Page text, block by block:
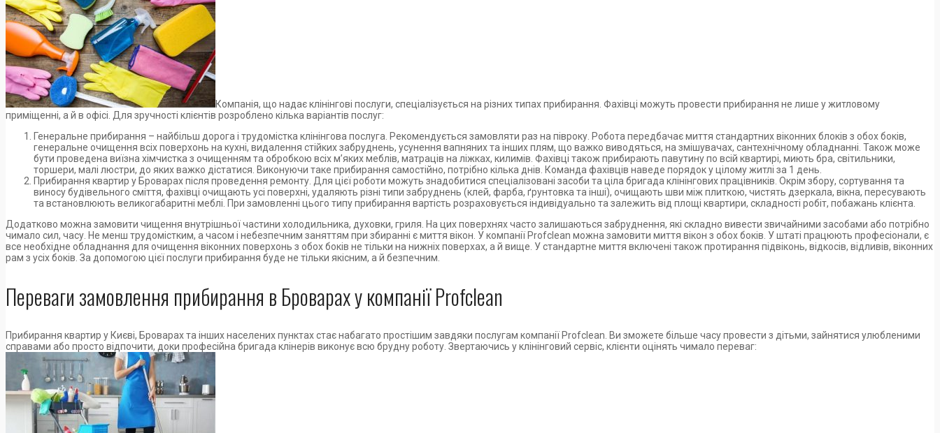
Компанія, що надає клінінгові послуги, спеціалізується на різних типах прибирання. Фахівці можуть провести прибирання не лише у житловому
приміщенні, а й в офісі. Для зручності клієнтів розроблено кілька варіантів послуг:
Генеральне прибирання – найбільш дорога і трудомістка клінінгова послуга. Рекомендується замовляти раз на півроку. Робота передбачає миття стандартних віконних блоків з обох боків,
генеральне очищення всіх поверхонь на кухні, видалення стійких забруднень, усунення вапняних та інших плям, що важко виводяться, на змішувачах, сантехнічному обладнанні. Також може
бути проведена виїзна хімчистка з очищенням та обробкою всіх м’яких меблів, матраців на ліжках, килимів. Фахівці також прибирають павутину по всій квартирі, миють бра, світильники,
торшери, малі люстри, до яких важко дістатися. Виконуючи таке прибирання самостійно, потрібно кілька днів. Команда фахівців наведе порядок у цілому житлі за 1 день.
Прибирання квартир у Броварах після проведення ремонту. Для цієї роботи можуть знадобитися спеціалізовані засоби та ціла бригада клінінгових працівників. Окрім збору, сортування та
виносу будівельного сміття, фахівці очищають усі поверхні, удаляють різні типи забруднень (клей, фарба, ґрунтовка та інші), очищають шви між плиткою, чистять дзеркала, вікна, пересувають
та встановлюють великогабаритні меблі. При замовленні цього типу прибирання вартість розраховується індивідуально та залежить від площі квартири, складності робіт, побажань клієнта.
Додатково можна замовити чищення внутрішньої частини холодильника, духовки, гриля. На цих поверхнях часто залишаються забруднення, які складно вивести звичайними засобами або потрібно
чимало сил, часу. Не менш трудомістким, а часом і небезпечним заняттям при збиранні є миття вікон. У компанії Profclean можна замовити миття вікон з обох боків. У штаті працюють професіонали, є
все необхідне обладнання для очищення віконних поверхонь з обох боків не тільки на нижніх поверхах, а й вище. У стандартне миття включені також протирання підвіконь, відкосів, відливів, віконних
рам з усіх боків. За допомогою цієї послуги прибирання буде не тільки якісним, а й безпечним.
Переваги замовлення прибирання в Броварах у компанії Profclean
Прибирання квартир у Києві, Броварах та інших населених пунктах стає набагато простішим завдяки послугам компанії Profclean. Ви зможете більше часу провести з дітьми, зайнятися улюбленими
справами або просто відпочити, доки професійна бригада клінерів виконує всю брудну роботу. Звертаючись у клінінговий сервіс, клієнти оцінять чимало переваг: